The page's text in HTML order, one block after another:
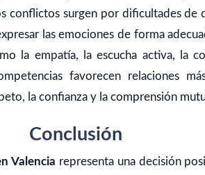
conflictos surgen por dificultades de
las emociones de forma
la empatía, la escucha activa, la
favorecen relaciones
la confianza y la comprensión
Conclusión
Valencia representa una decisión